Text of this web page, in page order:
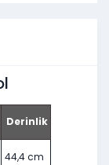
Derinlik
44,4 cm